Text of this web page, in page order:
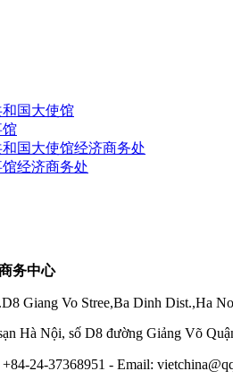
国大使馆
馆
国大使馆经济商务处
经济商务处
务中心
Giang Vo Stree,Ba Dinh Dist.,Ha
Hà Nội, số D8 đường Giảng Võ
24-37368951 - Email: